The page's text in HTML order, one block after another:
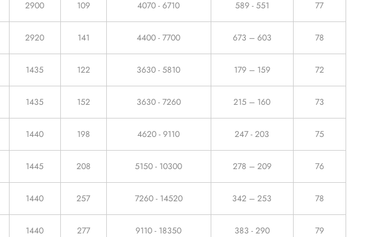
2900 109 4070 - 6710 589 - 551 77
2920 141 4400 - 7700 673 – 603 78
1435 122 3630 - 5810 179 – 159 72
1435 152 3630 - 7260 215 – 160 73
1440 198 4620 - 9110 247 - 203 75
1445 208 5150 - 10300 278 – 209 76
1440 257 7260 - 14520 342 – 253 78
1440 277 9110 - 18350 383 - 290 79